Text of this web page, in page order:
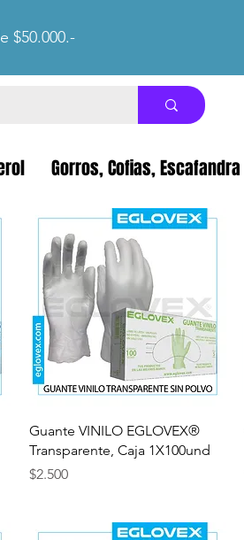
$50.000.-
Gorros, Cofias, Escafandra
Vista rápida
Guante VINILO EGLOVEX®
Transparente, Caja 1X100und
Precio
$2.500